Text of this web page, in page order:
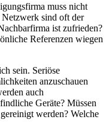
muss nicht
sind oft der
ist zufrieden?
Referenzen wiegen
sein. Seriöse
anzuschauen
auch
Geräte? Müssen
werden? Welche